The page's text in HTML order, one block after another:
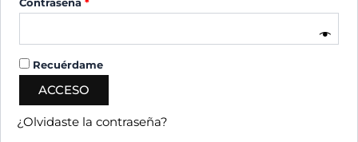
Recuérdame
ACCESO
¿Olvidaste la contraseña?